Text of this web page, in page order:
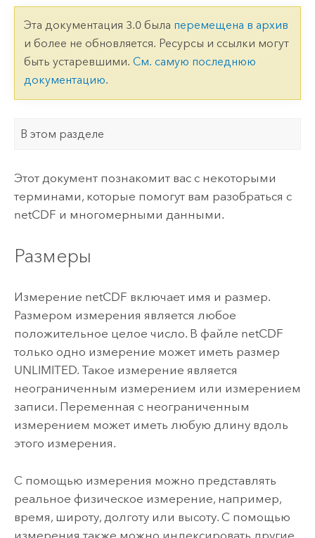
Эта документация 3.0 была перемещена в архив
и более не обновляется. Ресурсы и ссылки могут
быть устаревшими. См. самую последнюю
документацию.
В этом разделе
Этот документ познакомит вас с некоторыми
терминами, которые помогут вам разобраться с
netCDF и многомерными данными.
Размеры
Измерение netCDF включает имя и размер.
Размером измерения является любое
положительное целое число. В файле netCDF
только одно измерение может иметь размер
UNLIMITED. Такое измерение является
неограниченным измерением или измерением
записи. Переменная с неограниченным
измерением может иметь любую длину вдоль
этого измерения.
С помощью измерения можно представлять
реальное физическое измерение, например,
время, широту, долготу или высоту. С помощью
измерения также можно индексировать другие